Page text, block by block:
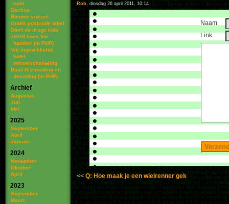
coin
Backup
Nieuwe vriezer
Gratis postcode tabel
Don't do drugs kids
JSON lines file
handler (in PHP)
Vrij ingewikkelde
hotel
wisselschakeling
Base-N encoding en
decoding (in PHP)
Archief
Augustus
Juli
Mei
2025
September
April
Januari
2024
November
Oktober
April
2023
September
Maart
Rob, dinsdag 26 april 2011, 10:14
Naam
Link
Q: Hoe maak je een wielrenner gek